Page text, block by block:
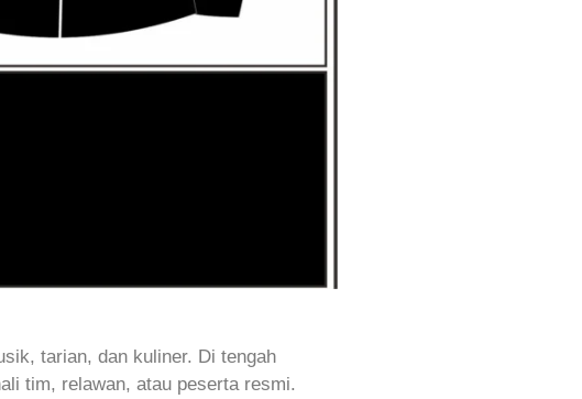
tarian, dan kuliner. Di tengah
tim, relawan, atau peserta resmi.